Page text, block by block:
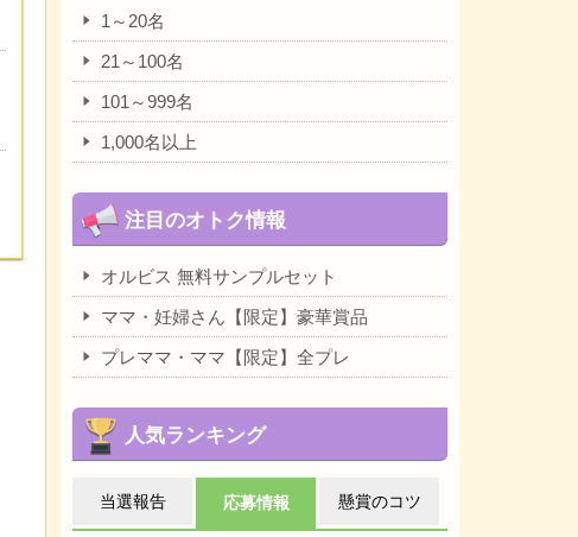
1～20名
21～100名
101～999名
1,000名以上
注目のオトク情報
オルビス 無料サンプルセット
ママ・妊婦さん【限定】豪華賞品
プレママ・ママ【限定】全プレ
人気ランキング
当選報告 応募情報 懸賞のコツ